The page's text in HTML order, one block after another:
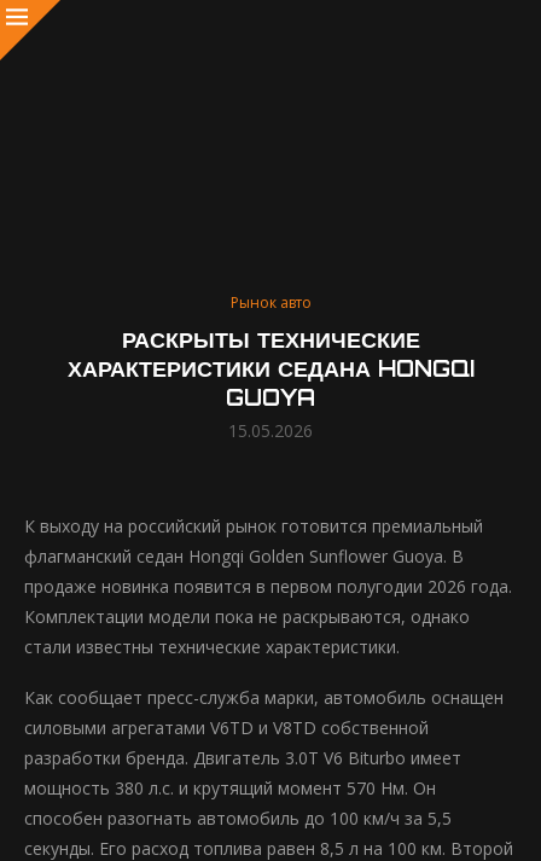
Рынок авто
РАСКРЫТЫ ТЕХНИЧЕСКИЕ
ХАРАКТЕРИСТИКИ СЕДАНА HONGQI
GUOYA
15.05.2026
К выходу на российский рынок готовится премиальный
флагманский седан Hongqi Golden Sunflower Guoya. В
продаже новинка появится в первом полугодии 2026 года.
Комплектации модели пока не раскрываются, однако
стали известны технические характеристики.
Как сообщает пресс-служба марки, автомобиль оснащен
силовыми агрегатами V6TD и V8TD собственной
разработки бренда. Двигатель 3.0T V6 Biturbo имеет
мощность 380 л.с. и крутящий момент 570 Нм. Он
способен разогнать автомобиль до 100 км/ч за 5,5
секунды. Его расход топлива равен 8,5 л на 100 км. Второй